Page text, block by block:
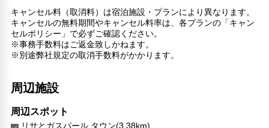
キャンセル料（取消料）は宿泊施設・プランにより異なります。
キャンセルの無料期間やキャンセル料率は、各プランの「キャン
セルポリシー」で必ずご確認ください。
※事務手数料はご返金致しかねます。
※別途弊社規定の取消手数料がかかります。
周辺施設
周辺スポット
リサとガスパール タウン(3.38km)